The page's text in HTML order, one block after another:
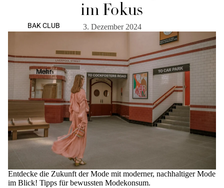
BAK CLUB
Mehr
im Fokus
3. Dezember 2024
Entdecke die Zukunft der Mode mit moderner, nachhaltiger Mode
im Blick! Tipps für bewussten Modekonsum.